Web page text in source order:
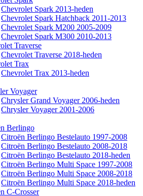
Chevrolet Spark 2013-heden
Chevrolet Spark Hatchback 2011-2013
Chevrolet Spark M200 2005-2009
Chevrolet Spark M300 2010-2013
Traverse
Chevrolet Traverse 2018-heden
Trax
Chevrolet Trax 2013-heden
Voyager
Chrysler Grand Voyager 2006-heden
Chrysler Voyager 2001-2006
Berlingo
Citroën Berlingo Bestelauto 1997-2008
Citroën Berlingo Bestelauto 2008-2018
Citroën Berlingo Bestelauto 2018-heden
Citroën Berlingo Multi Space 1997-2008
Citroën Berlingo Multi Space 2008-2018
Citroën Berlingo Multi Space 2018-heden
C-Crosser